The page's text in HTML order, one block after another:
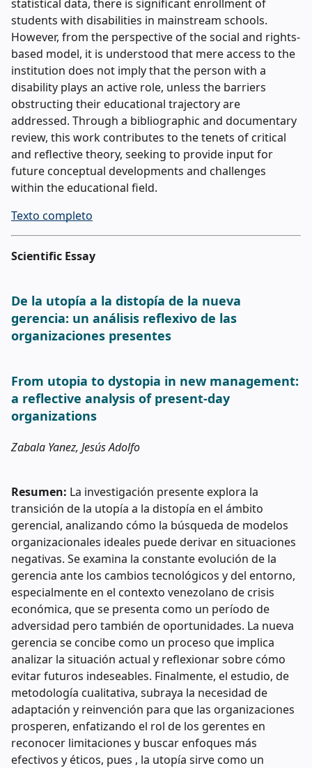
statistical data, there is significant enrollment of
students with disabilities in mainstream schools.
However, from the perspective of the social and rights-
based model, it is understood that mere access to the
institution does not imply that the person with a
disability plays an active role, unless the barriers
obstructing their educational trajectory are
addressed. Through a bibliographic and documentary
review, this work contributes to the tenets of critical
and reflective theory, seeking to provide input for
future conceptual developments and challenges
within the educational field.
Texto completo
Scientific Essay
De la utopía a la distopía de la nueva
gerencia: un análisis reflexivo de las
organizaciones presentes
From utopia to dystopia in new management:
a reflective analysis of present-day
organizations
Zabala Yanez, Jesús Adolfo
Resumen: La investigación presente explora la
transición de la utopía a la distopía en el ámbito
gerencial, analizando cómo la búsqueda de modelos
organizacionales ideales puede derivar en situaciones
negativas. Se examina la constante evolución de la
gerencia ante los cambios tecnológicos y del entorno,
especialmente en el contexto venezolano de crisis
económica, que se presenta como un período de
adversidad pero también de oportunidades. La nueva
gerencia se concibe como un proceso que implica
analizar la situación actual y reflexionar sobre cómo
evitar futuros indeseables. Finalmente, el estudio, de
metodología cualitativa, subraya la necesidad de
adaptación y reinvención para que las organizaciones
prosperen, enfatizando el rol de los gerentes en
reconocer limitaciones y buscar enfoques más
efectivos y éticos, pues , la utopía sirve como un